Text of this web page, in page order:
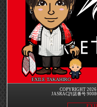
EXILE TAKAHIRO
COPYRIGHT
JASRAC許諾番号